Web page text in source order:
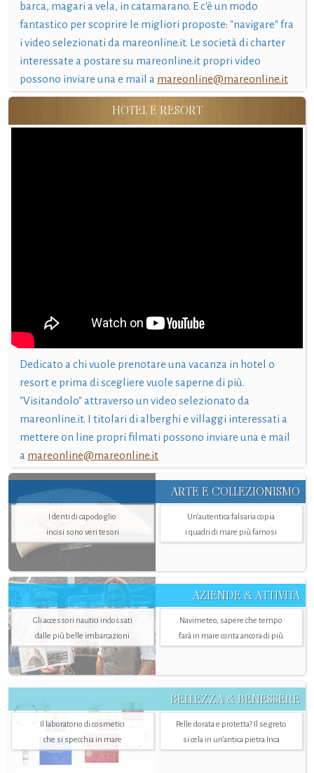
barca, magari a vela, in catamarano. E c'è un modo
fantastico per scoprire le migliori proposte: "navigare" fra
i video selezionati da mareonline.it. Le società di charter
interessate a postare su mareonline.it propri video
possono inviare una e mail a mareonline@mareonline.it
HOTEL E RESORT
Dedicato a chi vuole prenotare una vacanza in hotel o
resort e prima di scegliere vuole saperne di più.
"Visitandolo" attraverso un video selezionato da
mareonline.it. I titolari di alberghi e villaggi interessati a
mettere on line propri filmati possono inviare una e mail
a mareonline@mareonline.it
ARTE E COLLEZIONISMO
I denti di capodoglio
incisi sono veri tesori
Un’autentica falsaria copia
i quadri di mare più famosi
AZIENDE & ATTIVITÀ
Gli accessori nautici indossati
dalle più belle imbarcazioni
Navimeteo, sapere che tempo
farà in mare conta ancora di più
BELLEZZA & BENESSERE
Il laboratorio di cosmetici
che si specchia in mare
Pelle dorata e protetta? Il segreto
si cela in un’antica pietra Inca